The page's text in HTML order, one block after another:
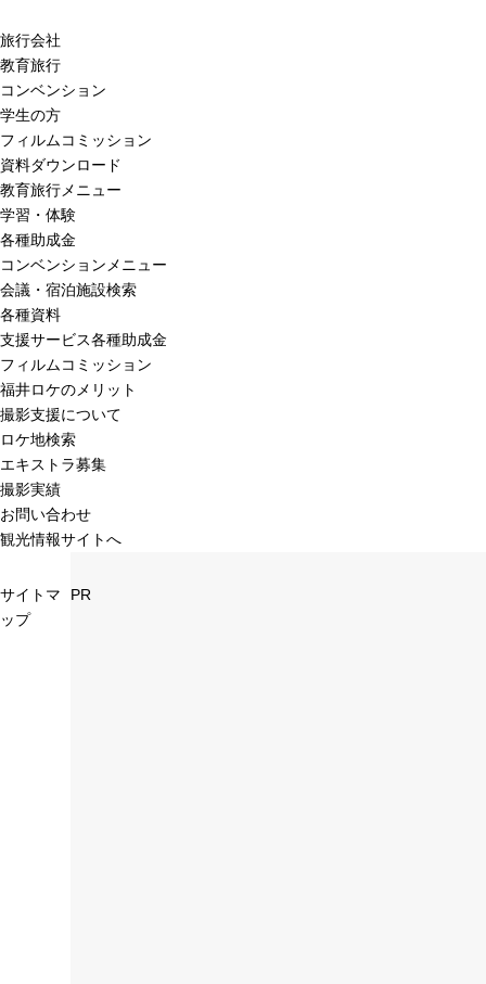
旅行会社
教育旅行
コンベンション
学生の方
フィルムコミッション
資料ダウンロード
教育旅行メニュー
学習・体験
各種助成金
コンベンションメニュー
会議・宿泊施設検索
各種資料
支援サービス各種助成金
フィルムコミッション
福井ロケのメリット
撮影支援について
ロケ地検索
エキストラ募集
撮影実績
お問い合わせ
観光情報サイトへ
サイトマ
ップ
PR